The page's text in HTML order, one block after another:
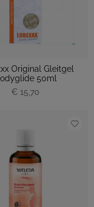
Original Gleitgel
50ml
€ 15,70